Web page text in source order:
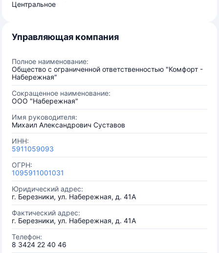
Центральное
Управляющая компания
Полное наименование:
Общество с ограниченной ответственностью "Комфорт -
Набережная"
Сокращенное наименование:
ООО "Набережная"
Имя руководителя:
Михаил Александрович Суставов
ИНН:
5911059093
ОГРН:
1095911001031
Юридический адрес:
г. Березники, ул. Набережная, д. 41А
Фактический адрес:
г. Березники, ул. Набережная, д. 41А
Телефон:
8 3424 22 40 46